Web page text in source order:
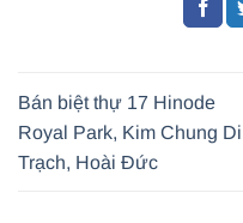
Bán biệt thự 17 Hinode
Royal Park, Kim Chung Di
Trạch, Hoài Đức